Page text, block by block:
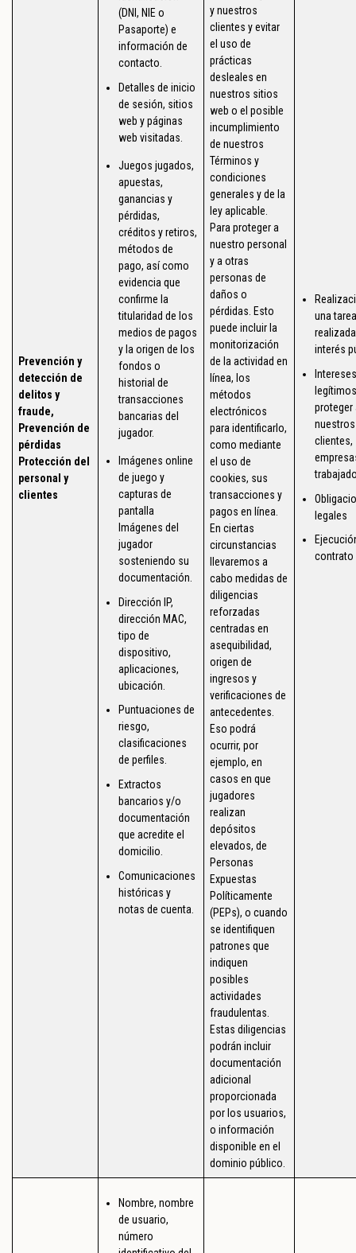
Prevención y
detección de
delitos y
fraude,
Prevención de
pérdidas
Protección del
personal y
clientes
(DNI, NIE o
Pasaporte) e
información de
contacto.
Detalles de inicio
de sesión, sitios
web y páginas
web visitadas.
Juegos jugados,
apuestas,
ganancias y
pérdidas,
créditos y retiros,
métodos de
pago, así como
evidencia que
confirme la
titularidad de los
medios de pagos
y la origen de los
fondos o
historial de
transacciones
bancarias del
jugador.
Imágenes online
de juego y
capturas de
pantalla
Imágenes del
jugador
sosteniendo su
documentación.
Dirección IP,
dirección MAC,
tipo de
dispositivo,
aplicaciones,
ubicación.
Puntuaciones de
riesgo,
clasificaciones
de perfiles.
Extractos
bancarios y/o
documentación
que acredite el
domicilio.
Comunicaciones
históricas y
notas de cuenta.
y nuestros
clientes y evitar
el uso de
prácticas
desleales en
nuestros sitios
web o el posible
incumplimiento
de nuestros
Términos y
condiciones
generales y de la
ley aplicable.
Para proteger a
nuestro personal
y a otras
personas de
daños o
pérdidas. Esto
puede incluir la
monitorización
de la actividad en
línea, los
métodos
electrónicos
para identificarlo,
como mediante
el uso de
cookies, sus
transacciones y
pagos en línea.
En ciertas
circunstancias
llevaremos a
cabo medidas de
diligencias
reforzadas
centradas en
asequibilidad,
origen de
ingresos y
verificaciones de
antecedentes.
Eso podrá
ocurrir, por
ejemplo, en
casos en que
jugadores
realizan
depósitos
elevados, de
Personas
Expuestas
Políticamente
(PEPs), o cuando
se identifiquen
patrones que
indiquen
posibles
actividades
fraudulentas.
Estas diligencias
podrán incluir
documentación
adicional
proporcionada
por los usuarios,
o información
disponible en el
dominio público.
una tarea
interés
Intereses
proteger
nuestros
clientes,
legales
contrato
Nombre, nombre
de usuario,
número